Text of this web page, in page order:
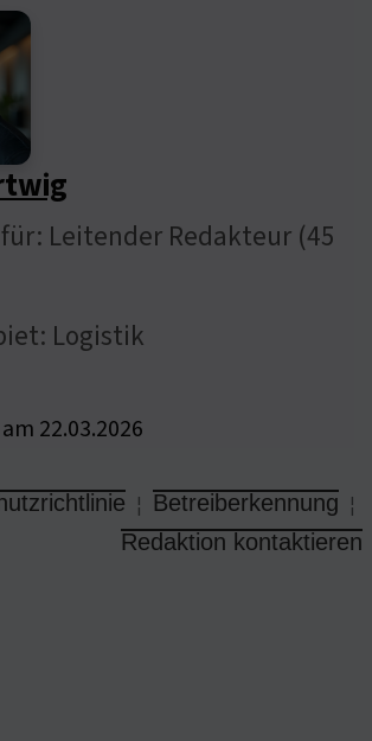
Leitender Redakteur (45
Logistik
22.03.2026
¦ Betreiberkennung ¦
Redaktion kontaktieren